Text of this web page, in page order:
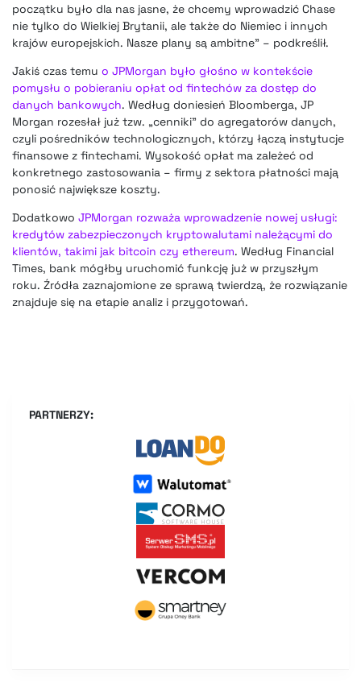
początku było dla nas jasne, że chcemy wprowadzić Chase
nie tylko do Wielkiej Brytanii, ale także do Niemiec i innych
krajów europejskich. Nasze plany są ambitne” – podkreślił.
Jakiś czas temu o JPMorgan było głośno w kontekście
pomysłu o pobieraniu opłat od fintechów za dostęp do
danych bankowych. Według doniesień Bloomberga, JP
Morgan rozesłał już tzw. „cenniki” do agregatorów danych,
czyli pośredników technologicznych, którzy łączą instytucje
finansowe z fintechami. Wysokość opłat ma zależeć od
konkretnego zastosowania – firmy z sektora płatności mają
ponosić największe koszty.
Dodatkowo JPMorgan rozważa wprowadzenie nowej usługi:
kredytów zabezpieczonych kryptowalutami należącymi do
klientów, takimi jak bitcoin czy ethereum. Według Financial
Times, bank mógłby uruchomić funkcję już w przyszłym
roku. Źródła zaznajomione ze sprawą twierdzą, że rozwiązanie
znajduje się na etapie analiz i przygotowań.
PARTNERZY: